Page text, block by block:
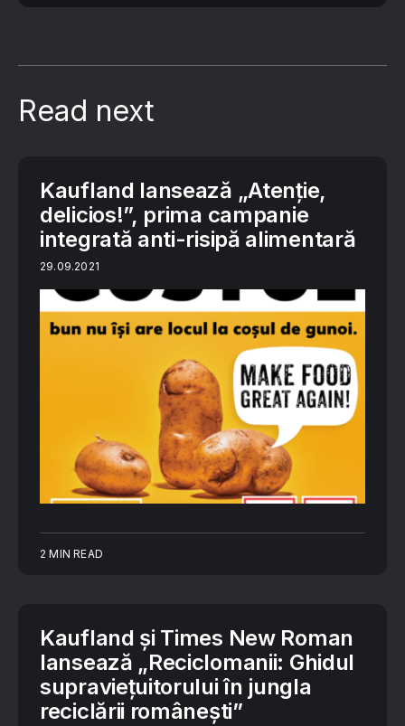
Read next
Kaufland lansează „Atenție,
delicios!”, prima campanie
integrată anti-risipă alimentară
29.09.2021
2 MIN READ
Kaufland și Times New Roman
lansează „Reciclomanii: Ghidul
supraviețuitorului în jungla
reciclării românești”